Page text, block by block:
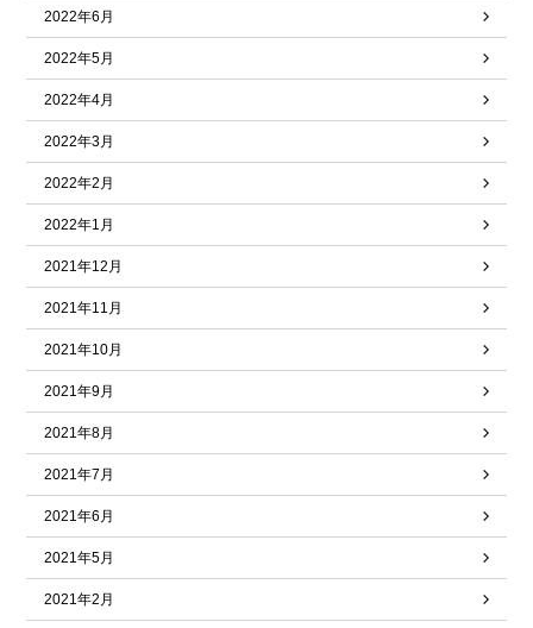
2022年6月
2022年5月
2022年4月
2022年3月
2022年2月
2022年1月
2021年12月
2021年11月
2021年10月
2021年9月
2021年8月
2021年7月
2021年6月
2021年5月
2021年2月